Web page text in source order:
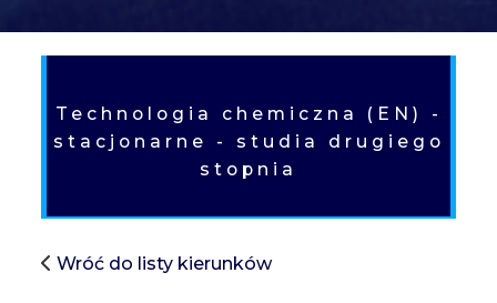
SH
Technologia chemiczna (EN) -
stacjonarne - studia drugiego
stopnia
Wróć do listy kierunków